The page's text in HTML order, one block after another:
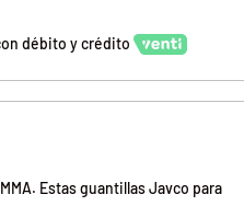
débito y crédito
Estas guantillas Javco para